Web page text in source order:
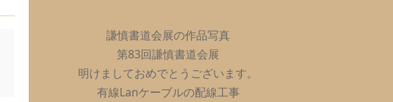
謙慎書道会展の作品写真
第83回謙慎書道会展
明けましておめでとうございます。
有線Lanケーブルの配線工事